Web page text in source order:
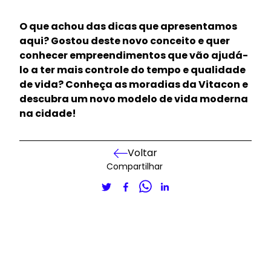
O que achou das dicas que apresentamos
aqui? Gostou deste novo conceito e quer
conhecer empreendimentos que vão ajudá-
lo a ter mais controle do tempo e qualidade
de vida?Conheça as moradias da Vitacon e
descubra um novo modelo de vida moderna
na cidade!
Voltar
Compartilhar